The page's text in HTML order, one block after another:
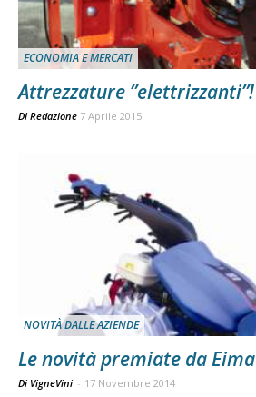
ECONOMIA E MERCATI
Attrezzature ”elettrizzanti”!
Di Redazione 7 Aprile 2015
NOVITÀ DALLE AZIENDE
Le novità premiate da Eima
Di VigneVini - 17 Novembre 2014